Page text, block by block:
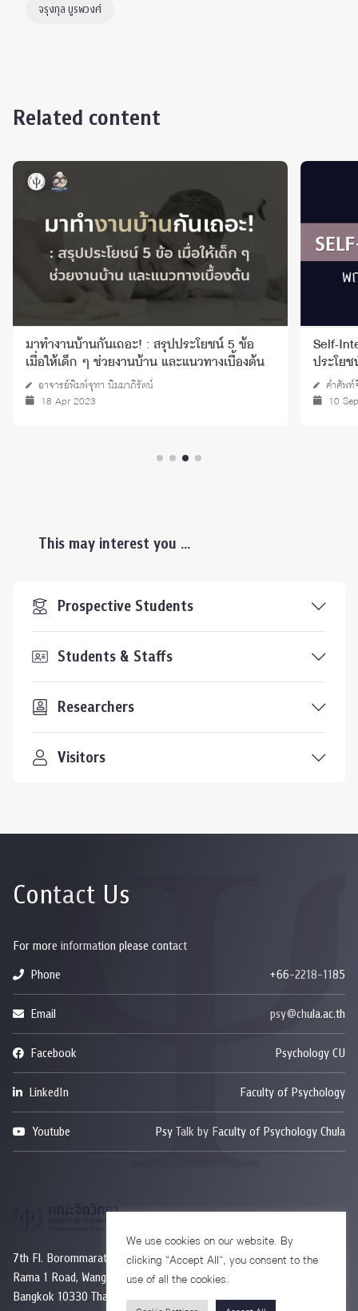
จรุงกุล บูรพวงศ์
Related content
มาทำงานบ้านกันเถอะ! : สรุปประโยชน์ 5 ข้อ
เมื่อให้เด็ก ๆ ช่วยงานบ้าน และแนวทางเบื้องต้น
อาจารย์พิมพ์จุฑา นิมมาภิรัตน์
18 Apr 2023
Self-
ประโย
คำศัพท์
10
This may interest you ...
Prospective Students
Students & Staffs
Researchers
Visitors
Contact Us
For more information please contact
Phone
+66-2218-1185
Email psy@chula.ac.th
Facebook Psychology CU
LinkedIn Faculty of Psychology
Youtube Psy Talk by Faculty of Psychology Chula
7th Fl. Borommaratchachonnanisisattaphat Bldg.
Rama 1 Road, Wangmai, Pathumwan
Bangkok 10330 Thailand
We use cookies on our website. By
clicking “Accept All”, you consent to the
use of all the cookies.